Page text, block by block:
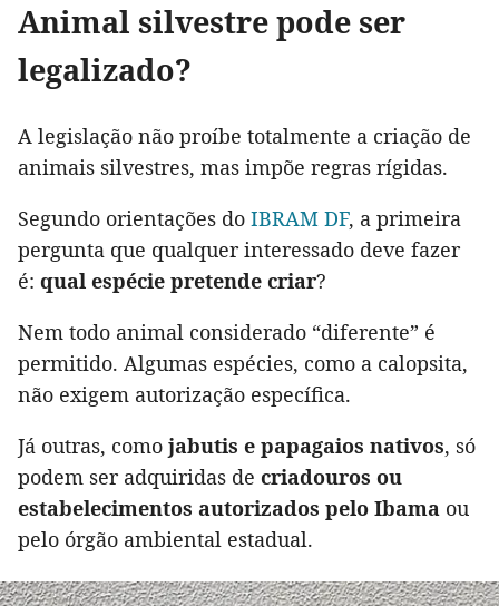
Animal silvestre pode ser
legalizado?
A legislação não proíbe totalmente a criação de
animais silvestres, mas impõe regras rígidas.
Segundo orientações do IBRAM DF, a primeira
pergunta que qualquer interessado deve fazer
é: qual espécie pretende criar?
Nem todo animal considerado “diferente” é
permitido. Algumas espécies, como a calopsita,
não exigem autorização específica.
Já outras, como jabutis e papagaios nativos, só
podem ser adquiridas de criadouros ou
estabelecimentos autorizados pelo Ibama ou
pelo órgão ambiental estadual.